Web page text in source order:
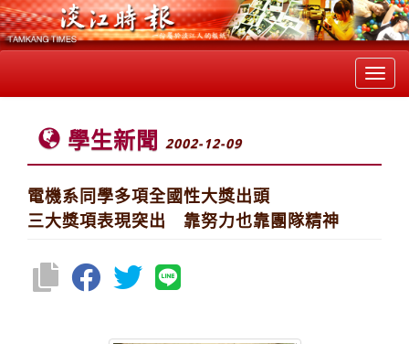
學生新聞 2002-12-09
電機系同學多項全國性大獎出頭
三大獎項表現突出 靠努力也靠團隊精神